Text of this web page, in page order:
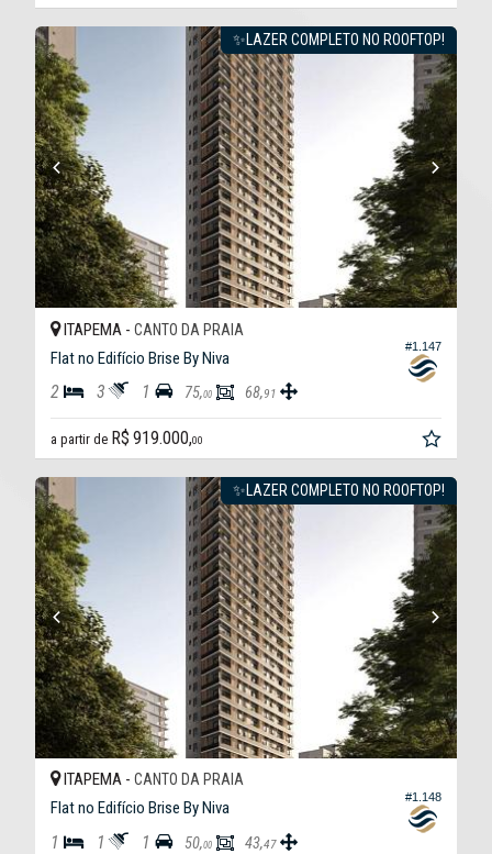
✨LAZER COMPLETO NO ROOFTOP!
#1.147
ITAPEMA - CANTO DA PRAIA
Flat no Edifício Brise By Niva
2 3 1 75,00 68,91
a partir de R$ 919.000,00
✨LAZER COMPLETO NO ROOFTOP!
#1.148
ITAPEMA - CANTO DA PRAIA
Flat no Edifício Brise By Niva
1 1 1 50,00 43,47